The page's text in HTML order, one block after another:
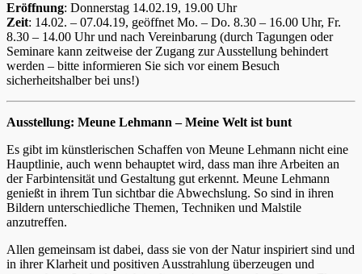
Eröffnung: Donnerstag 14.02.19, 19.00 Uhr
Zeit: 14.02. – 07.04.19, geöffnet Mo. – Do. 8.30 – 16.00 Uhr, Fr.
8.30 – 14.00 Uhr und nach Vereinbarung (durch Tagungen oder
Seminare kann zeitweise der Zugang zur Ausstellung behindert
werden – bitte informieren Sie sich vor einem Besuch
sicherheitshalber bei uns!)
Ausstellung: Meune Lehmann – Meine Welt ist bunt
Es gibt im künstlerischen Schaffen von Meune Lehmann nicht eine
Hauptlinie, auch wenn behauptet wird, dass man ihre Arbeiten an
der Farbintensität und Gestaltung gut erkennt. Meune Lehmann
genießt in ihrem Tun sichtbar die Abwechslung. So sind in ihren
Bildern unterschiedliche Themen, Techniken und Malstile
anzutreffen.
Allen gemeinsam ist dabei, dass sie von der Natur inspiriert sind und
in ihrer Klarheit und positiven Ausstrahlung überzeugen und